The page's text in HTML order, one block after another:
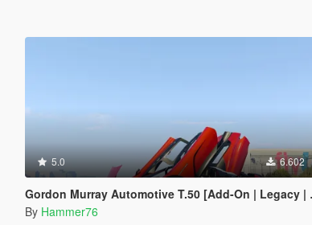
5.0 6.602
Gordon Murray Automotive T.50 [Add-On | Legacy | Enhanced]
By Hammer76